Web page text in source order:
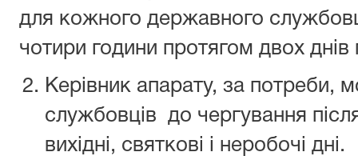
для кожного державного
чотири години протягом двох днів
Керівник апарату, за потреби,
службовців до чергування
вихідні, святкові і неробочі дні.